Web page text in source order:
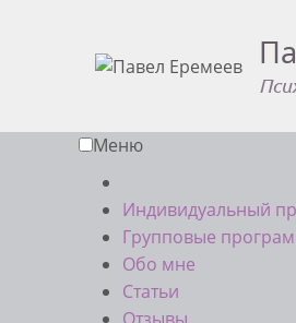
Меню
Индивидуальный
Групповые
Обо мне
Статьи